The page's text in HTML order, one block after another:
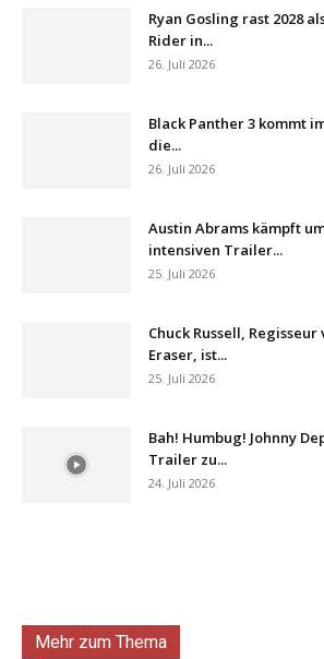
Ryan Gosling rast 2028
Rider in...
26. Juli 2026
Black Panther 3 kommt
die...
26. Juli 2026
Austin Abrams kämpft
intensiven Trailer...
25. Juli 2026
Chuck Russell,
Eraser, ist...
25. Juli 2026
Bah! Humbug! Johnny
Trailer zu...
24. Juli 2026
Mehr zum Thema